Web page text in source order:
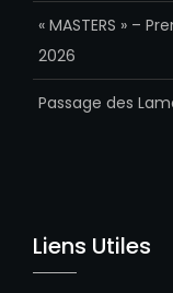
« MASTERS » –
2026
Passage des
Liens Utiles